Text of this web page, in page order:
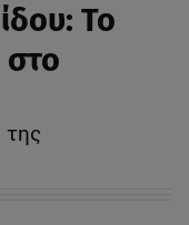
Το
στο